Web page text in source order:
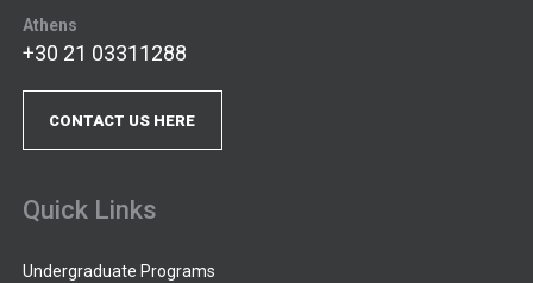
Athens
+30 21 03311288
CONTACT US HERE
Quick Links
Undergraduate Programs